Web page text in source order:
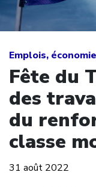
Emplois,
Fête du
des
du
classe
31 août 2022